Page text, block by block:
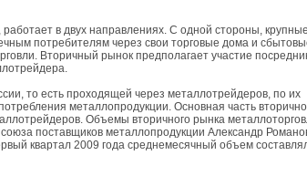
в двух направлениях. С одной стороны, крупные
потребителям через свои торговые дома и
Вторичный рынок предполагает участие
то есть проходящей через металлотрейдеров, по их
металлопродукции. Основная часть
Объемы вторичного рынка
поставщиков металлопродукции Александр
квартал 2009 года среднемесячный объем